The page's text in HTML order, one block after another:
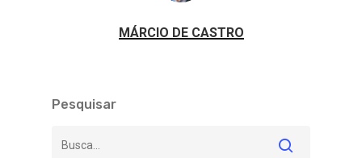
MÁRCIO DE CASTRO
Pesquisar